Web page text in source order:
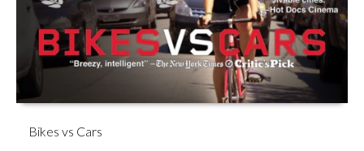
Bikes vs Cars